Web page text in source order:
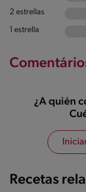
2 estrellas
1 estrella
¿A quién
Recetas